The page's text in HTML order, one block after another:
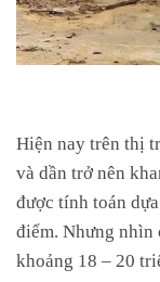
Hiện nay trên thị
và dần trở nên
được tính toán
điểm. Nhưng nhìn
khoảng 18 – 20